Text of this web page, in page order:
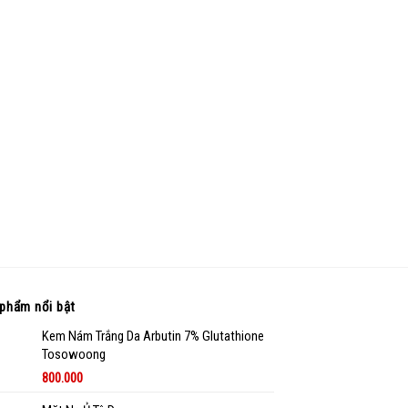
nổi bật
Kem Nám Trắng Da Arbutin 7% Glutathione
Tosowoong
800.000